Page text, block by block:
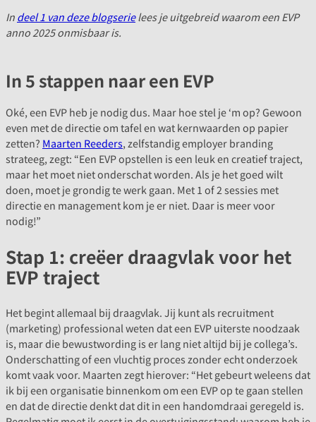
Indeel 1 van deze blogserielees je uitgebreid waarom een EVP
anno 2025 onmisbaar is.
In 5 stappen naar een EVP
Oké, een EVP heb je nodig dus. Maar hoe stel je ‘m op? Gewoon
even met de directie om tafel en wat kernwaarden op papier
zetten? Maarten Reeders, zelfstandig employer branding
strateeg, zegt: “Een EVP opstellen is een leuk en creatief traject,
maar het moet niet onderschat worden. Als je het goed wilt
doen, moet je grondig te werk gaan. Met 1 of 2 sessies met
directie en management kom je er niet. Daar is meer voor
nodig!”
Stap 1: creëer draagvlak voor het
EVP traject
Het begint allemaal bij draagvlak. Jij kunt als recruitment
(marketing) professional weten dat een EVP uiterste noodzaak
is, maar die bewustwording is er lang niet altijd bij je collega’s.
Onderschatting of een vluchtig proces zonder echt onderzoek
komt vaak voor. Maarten zegt hierover: “Het gebeurt weleens dat
ik bij een organisatie binnenkom om een EVP op te gaan stellen
en dat de directie denkt dat dit in een handomdraai geregeld is.